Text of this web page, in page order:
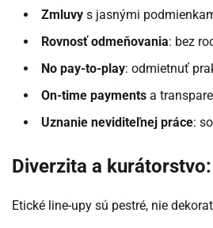
Zmluvy s jasnými
Rovnosť odmeňovania: bez
No pay-to-play: odmietnuť
On-time payments a
Uznanie neviditeľnej práce:
Diverzita a
Etické line-upy sú pestré, nie